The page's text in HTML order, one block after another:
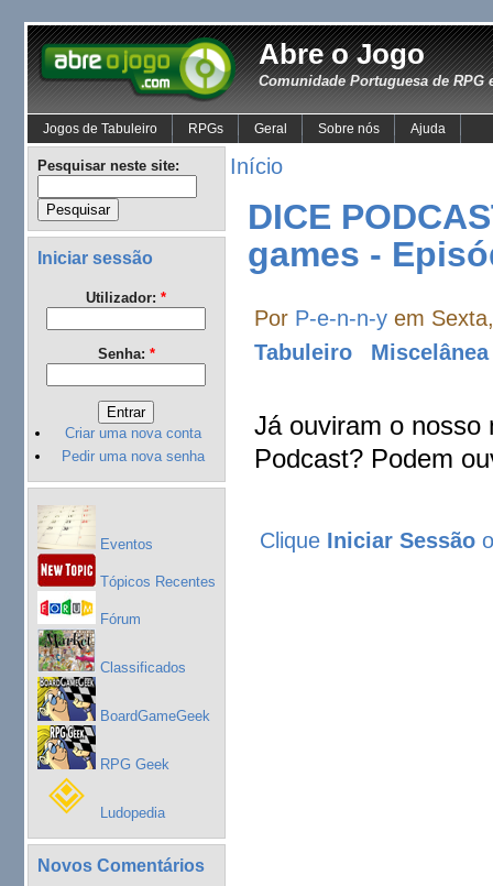
Abre o Jogo
Comunidade Portuguesa de RPG
Jogos de Tabuleiro RPGs Geral Sobre nós Ajuda
Pesquisar neste site:
Iniciar sessão
Utilizador: *
Senha: *
Criar uma nova conta
Pedir uma nova senha
Eventos
Tópicos Recentes
Fórum
Classificados
BoardGameGeek
RPG Geek
Ludopedia
Novos Comentários
Início
DICE
games -
Por P-e-n-n-y em
Tabuleiro
Miscelânea
Já ouviram o nosso
Podcast? Podem
Clique Iniciar Sessão